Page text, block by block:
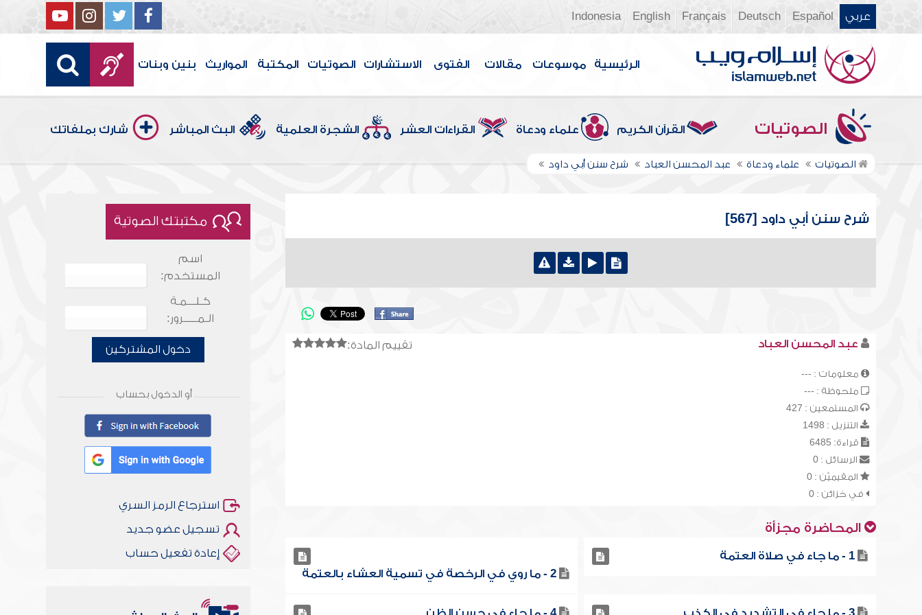
عربي Español
Deutsch
Français
English
Indonesia
الرئيسية موسوعات مقالات الفتوى الاستشارات الصوتيات المكتبة المواريث بنين وبنات
الصوتيات القرآن الكريم علماء ودعاة القراءات العشر الشجرة العلمية البث المباشر شارك بملفاتك
الصوتيات علماء ودعاة عبد المحسن العباد شرح سنن أبي داود
شرح سنن أبي داود [567]
تقييم المادة: عبد المحسن العباد
معلومات : ---
ملحوظة : ---
المستمعين : 427
التنزيل : 1498
قراءة: 6485
الرسائل : 0
المقيميّن : 0
في خزائن : 0
المحاضرة مجزأة
1 - ما جاء في صلاة العتمة
2 - ما روي في الرخصة في تسمية العشاء بالعتمة
مكتبتك الصوتية
اسم
المستخدم:
كـلـــمـة
الـمـــــرور:
دخول المشتركين
أو الدخول بحساب
استرجاع الرمز السري
تسجيل عضو جديد
إعادة تفعيل حساب